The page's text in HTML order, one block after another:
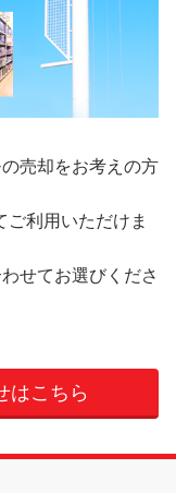
売却をお考えの方
利用いただけま
せてお選びくださ
はこちら